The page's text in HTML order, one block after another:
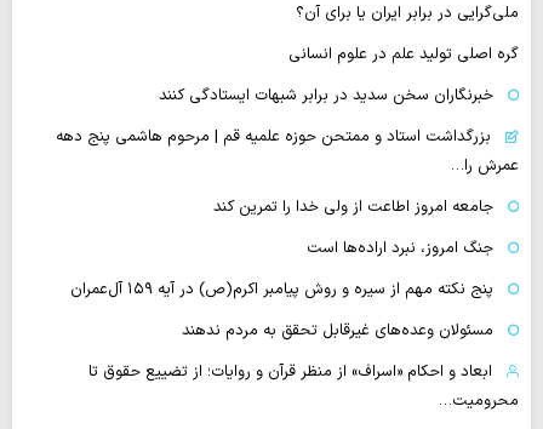
ملی‌گرایی در برابر ایران یا برای آن؟
گره اصلی تولید علم در علوم انسانی
خبرنگاران سخن سدید در برابر شبهات ایستادگی کنند
بزرگداشت استاد و ممتحن حوزه علمیه قم | مرحوم هاشمی پنج دهه
عمرش را…
جامعه امروز اطاعت از ولی خدا را تمرین کند
جنگ امروز، نبرد اراده‌ها است
پنج نکته مهم از سیره و روش پیامبر اکرم(ص) در آیه ۱۵۹ آل‌عمران
مسئولان وعده‌های غیرقابل تحقق به مردم ندهند
ابعاد و احکام «اسراف» از منظر قرآن و روایات؛ از تضییع حقوق تا
محرومیت…